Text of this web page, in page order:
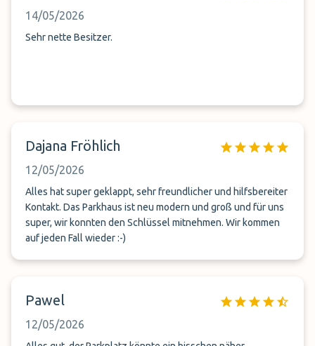
14/05/2026
Sehr nette Besitzer.
Dajana Fröhlich
12/05/2026
Alles hat super geklappt, sehr freundlicher und hilfsbereiter
Kontakt. Das Parkhaus ist neu modern und groß und für uns
super, wir konnten den Schlüssel mitnehmen. Wir kommen
auf jeden Fall wieder :-)
Pawel
12/05/2026